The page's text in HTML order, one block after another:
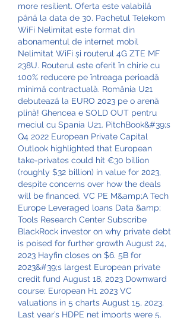
more resilient. Oferta este valabilă
până la data de 30. Pachetul Telekom
WiFi Nelimitat este format din
abonamentul de internet mobil
Nelimitat WiFi și routerul 4G ZTE MF
238U. Routerul este oferit în chirie cu
100% reducere pe întreaga perioadă
minimă contractuală. România U21
debutează la EURO 2023 pe o arenă
plină! Ghencea e SOLD OUT pentru
meciul cu Spania U21. PitchBook&#39;s
Q4 2022 European Private Capital
Outlook highlighted that European
take-privates could hit €30 billion
(roughly $32 billion) in value for 2023,
despite concerns over how the deals
will be financed. VC PE M&amp;A Tech
Europe Leveraged loans Data &amp;
Tools Research Center Subscribe
BlackRock investor on why private debt
is poised for further growth August 24,
2023 Hayfin closes on $6. 5B for
2023&#39;s largest European private
credit fund August 18, 2023 Downward
course: European H1 2023 VC
valuations in 5 charts August 15, 2023.
Last year’s HDPE net imports were 5.